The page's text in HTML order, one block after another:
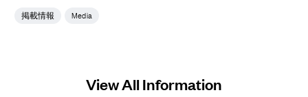
掲載情報 Media
View All Information